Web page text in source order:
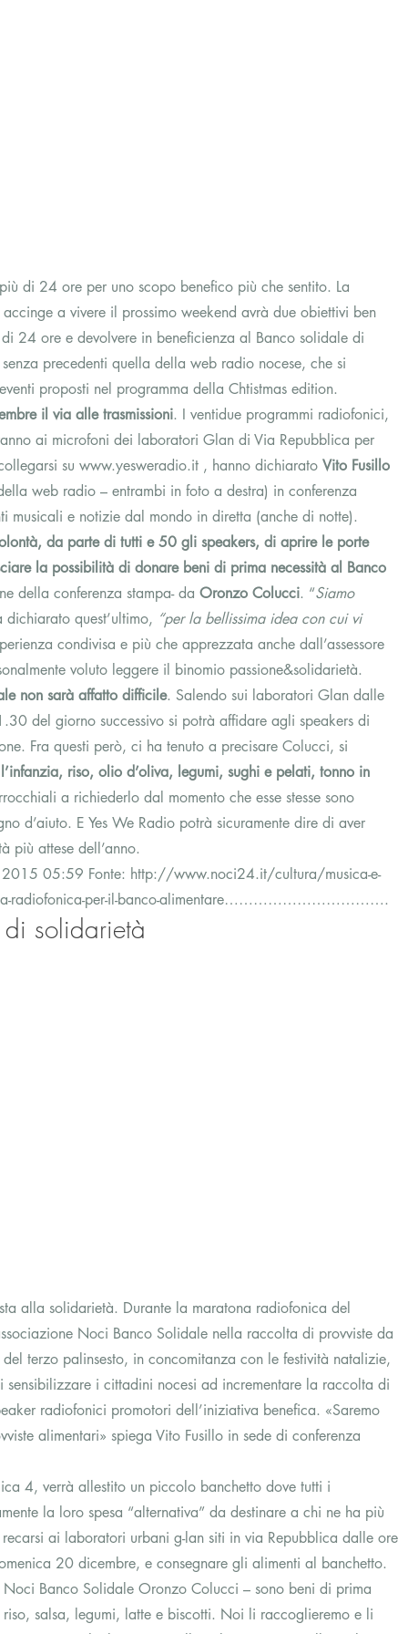
di 24 ore per uno scopo benefico più che sentito. La
a vivere il prossimo weekend avrà due obiettivi ben
24 ore e devolvere in beneficienza al Banco solidale di
precedenti quella della web radio nocese, che si
proposti nel programma della Chtistmas edition.
il via alle trasmissioni. I ventidue programmi radiofonici,
ai microfoni dei laboratori Glan di Via Repubblica per
su www.yesweradio.it , hanno dichiarato Vito Fusillo
web radio – entrambi in foto a destra) in conferenza
musicali e notizie dal mondo in diretta (anche di notte).
da parte di tutti e 50 gli speakers, di aprire le porte
la possibilità di donare beni di prima necessità al Banco
della conferenza stampa- da Oronzo Colucci. “Siamo
dichiarato quest’ultimo, “per la bellissima idea con cui vi
condivisa e più che apprezzata anche dall’assessore
voluto leggere il binomio passione&solidarietà.
non sarà affatto difficile. Salendo sui laboratori Glan dalle
del giorno successivo si potrà affidare agli speakers di
Fra questi però, ci ha tenuto a precisare Colucci, si
riso, olio d’oliva, legumi, sughi e pelati, tonno in
a richiederlo dal momento che esse stesse sono
d’aiuto. E Yes We Radio potrà sicuramente dire di aver
più attese dell’anno.
05:59 Fonte: http://www.noci24.it/cultura/musica-e-
radiofonica-per-il-banco-alimentare…………………………….
solidarietà
alla solidarietà. Durante la maratona radiofonica del
Noci Banco Solidale nella raccolta di provviste da
terzo palinsesto, in concomitanza con le festività natalizie,
i cittadini nocesi ad incrementare la raccolta di
radiofonici promotori dell’iniziativa benefica. «Saremo
alimentari» spiega Vito Fusillo in sede di conferenza
4, verrà allestito un piccolo banchetto dove tutti i
la loro spesa “alternativa” da destinare a chi ne ha più
ai laboratori urbani g-lan siti in via Repubblica dalle ore
20 dicembre, e consegnare gli alimenti al banchetto.
Banco Solidale Oronzo Colucci – sono beni di prima
salsa, legumi, latte e biscotti. Noi li raccoglieremo e li